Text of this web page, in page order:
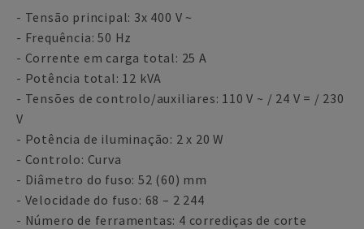
- Tensão principal: 3x 400 V ~
- Frequência: 50 Hz
- Corrente em carga total: 25 A
- Potência total: 12 kVA
- Tensões de controlo/auxiliares: 110 V ~ / 24 V = / 230
V
- Potência de iluminação: 2 x 20 W
- Controlo: Curva
- Diâmetro do fuso: 52 (60) mm
- Velocidade do fuso: 68 – 2 244
- Número de ferramentas: 4 corrediças de corte